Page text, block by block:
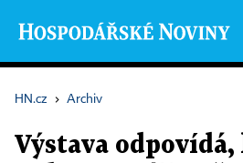
HN.cz › Archiv
Výstava